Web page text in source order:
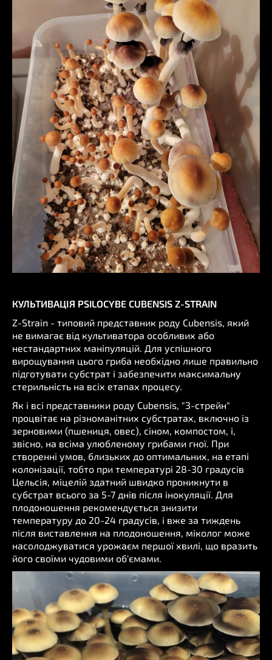
КУЛЬТИВАЦІЯ PSILOCYBE CUBENSIS Z-STRAIN
Z-Strain - типовий представник роду Cubensis, який
не вимагає від культиватора особливих або
нестандартних маніпуляцій. Для успішного
вирощування цього гриба необхідно лише правильно
підготувати субстрат і забезпечити максимальну
стерильність на всіх етапах процесу.
Як і всі представники роду Cubensis, "З-стрейн"
процвітає на різноманітних субстратах, включно із
зерновими (пшениця, овес), сіном, компостом, і,
звісно, на всіма улюбленому грибами гної. При
створенні умов, близьких до оптимальних, на етапі
колонізації, тобто при температурі 28-30 градусів
Цельсія, міцелій здатний швидко проникнути в
субстрат всього за 5-7 днів після інокуляції. Для
плодоношення рекомендується знизити
температуру до 20-24 градусів, і вже за тиждень
після виставлення на плодоношення, міколог може
насолоджуватися урожаєм першої хвилі, що вразить
його своїми чудовими об'ємами.